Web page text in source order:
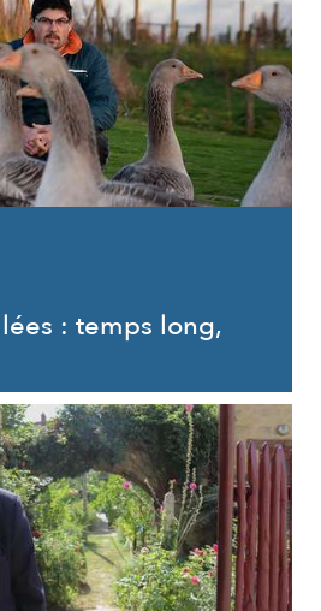
: temps long,